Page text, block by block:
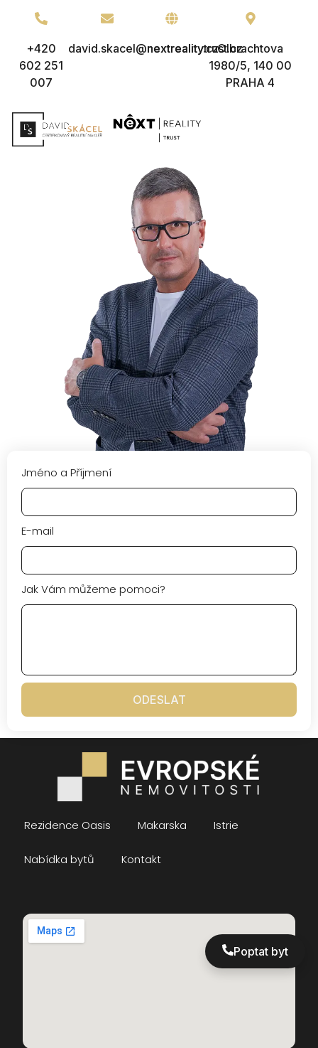
Poptat byt
+420
602 251
007
david.skacel@nextreality.cz
nextrealitytrust.czOlbrachtova
1980/5, 140 00
PRAHA 4
Jméno a Příjmení
E-mail
Jak Vám můžeme pomoci?
ODESLAT
Rezidence Oasis Makarska Istrie
Nabídka bytů Kontakt